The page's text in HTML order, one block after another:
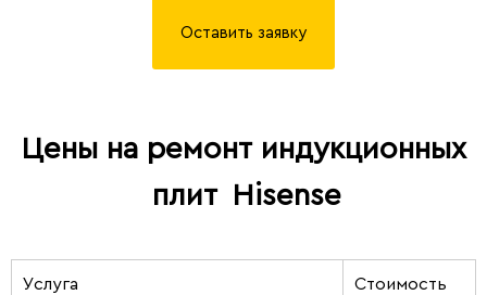
Оставить заявку
Цены на ремонт индукционных
плит
Hisense
Услуга Стоимость